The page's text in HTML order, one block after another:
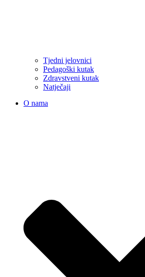
Tjedni jelovnici
Pedagoški kutak
Zdravstveni kutak
Natječaji
O nama